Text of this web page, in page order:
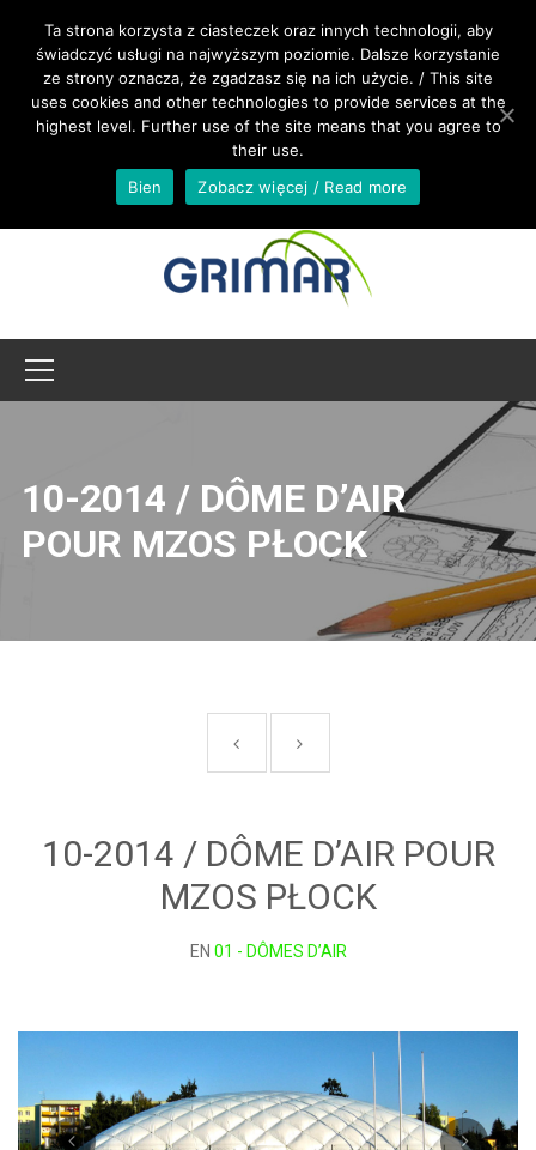
APPELEZ NOUS +48 533 967 605
INTERNATIONAL@GRIMAR.EU
10-2014 / DÔME D’AIR
POUR MZOS PŁOCK
10-2014 / DÔME D’AIR POUR
MZOS PŁOCK
EN 01 - DÔMES D’AIR
Ta strona korzysta z ciasteczek oraz innych technologii, aby
świadczyć usługi na najwyższym poziomie. Dalsze korzystanie
ze strony oznacza, że zgadzasz się na ich użycie. / This site
uses cookies and other technologies to provide services at the
highest level. Further use of the site means that you agree to
their use.
Bien
Zobacz więcej / Read more